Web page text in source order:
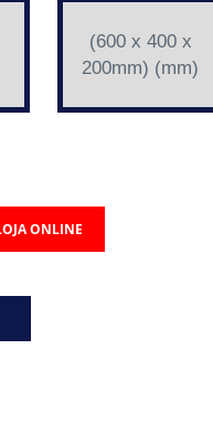
(600 x 400 x
200mm) (mm)
ONLINE